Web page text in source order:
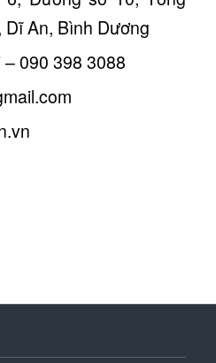
An, Bình Dương
090 398 3088